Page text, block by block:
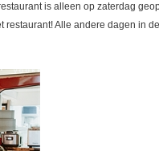
is alleen op zaterdag
restaurant! Alle andere dagen in